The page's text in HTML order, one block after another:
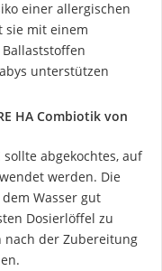
einer allergischen
sie mit einem
unterstützen
HA Combiotik von
abgekochtes, auf
werden. Die
Wasser gut
Dosierlöffel zu
nach der Zubereitung